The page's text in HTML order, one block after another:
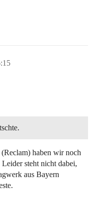
haben wir noch
Leider steht nicht dabei,
aus Bayern